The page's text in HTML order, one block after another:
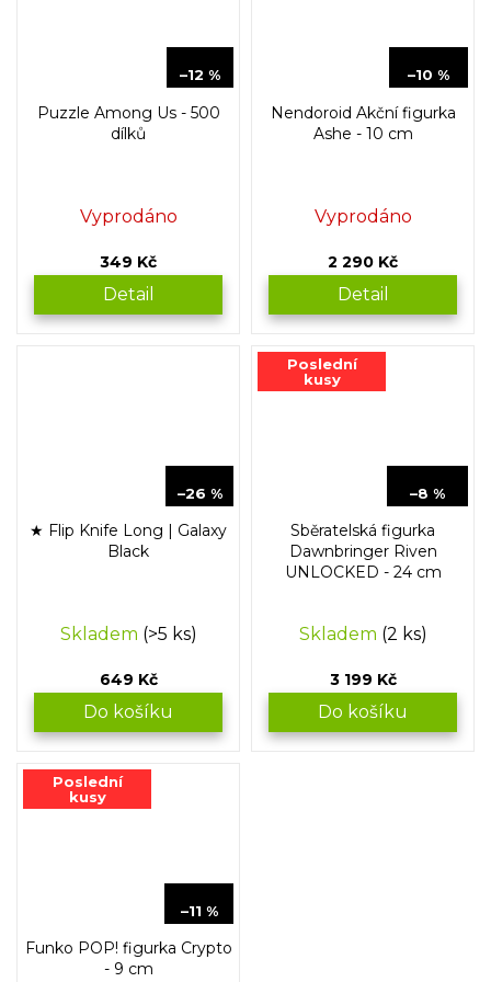
–12 %
Puzzle Among Us - 500
dílků
Vyprodáno
349 Kč
Detail
–10 %
Nendoroid Akční figurka
Ashe - 10 cm
Vyprodáno
2 290 Kč
Detail
–26 %
★ Flip Knife Long | Galaxy
Black
Skladem (>5 ks)
649 Kč
Do košíku
Poslední
kusy
–8 %
Sběratelská figurka
Dawnbringer Riven
UNLOCKED - 24 cm
Skladem (2 ks)
3 199 Kč
Do košíku
Poslední
kusy
–11 %
Funko POP! figurka Crypto
- 9 cm